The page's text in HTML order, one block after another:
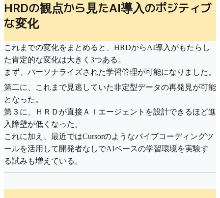
HRDの観点から見たAI導入のポジティブ
な変化
これまでの変化をまとめると、HRDからAI導入がもたらし
た肯定的な変化は大きく3つある。
まず、パーソナライズされた学習管理が可能になりました。
第二に、これまで見逃していた非定型データの再発見が可能
となった。
第３に、ＨＲＤが直接ＡＩエージェントを設計できるほど進
入障壁が低くなった。
これに加え、最近ではCursorのようなバイブコーディングツ
ールを活用して開発者なしでAIベースの学習環境を実験す
る試みも増えている。